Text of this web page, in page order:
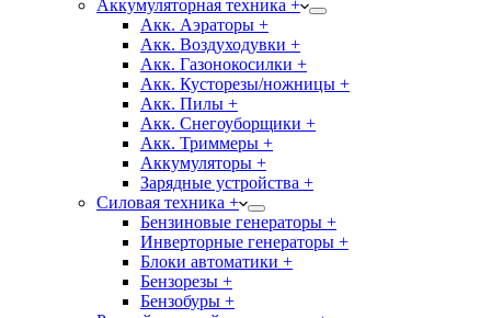
Аккумуляторная техника +
Акк. Аэраторы +
Акк. Воздуходувки +
Акк. Газонокосилки +
Акк. Кусторезы/ножницы +
Акк. Пилы +
Акк. Снегоуборщики +
Акк. Триммеры +
Аккумуляторы +
Зарядные устройства +
Силовая техника +
Бензиновые генераторы +
Инверторные генераторы +
Блоки автоматики +
Бензорезы +
Бензобуры +